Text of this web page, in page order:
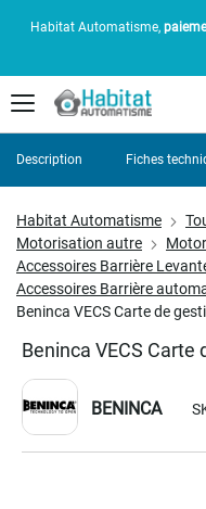
Habitat Automatisme,
Habitat Automatisme
Motorisation autre
Accessoires Barrière
Accessoires Barrière
Beninca VECS Carte de
Beninca VECS Carte
BENINCA
Description Fiches